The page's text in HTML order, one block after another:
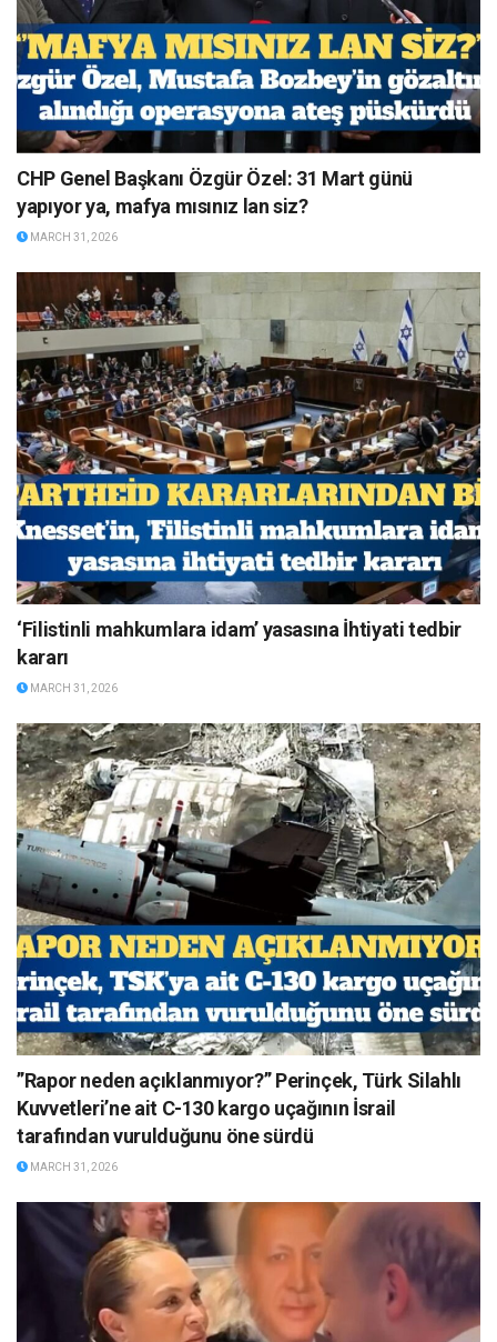
CHP Genel Başkanı Özgür Özel: 31 Mart günü
yapıyor ya, mafya mısınız lan siz?
MARCH 31, 2026
‘Filistinli mahkumlara idam’ yasasına İhtiyati tedbir
kararı
MARCH 31, 2026
”Rapor neden açıklanmıyor?” Perinçek, Türk Silahlı
Kuvvetleri’ne ait C-130 kargo uçağının İsrail
tarafından vurulduğunu öne sürdü
MARCH 31, 2026